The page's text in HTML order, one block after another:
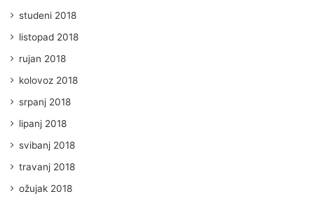
studeni 2018
listopad 2018
rujan 2018
kolovoz 2018
srpanj 2018
lipanj 2018
svibanj 2018
travanj 2018
ožujak 2018